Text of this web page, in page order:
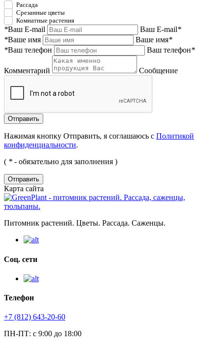
Рассада
Срезанные цветы
Комнатные растения
*Ваш E-mail Ваш E-mail*
*Ваше имя Ваше имя*
*Ваш телефон Ваш телефон*
Комментарий Сообщение
Нажимая кнопку Отправить, я соглашаюсь с Политикой
конфиденциальности.
( * - обязательно для заполнения )
Отправить
Карта сайта
Питомник растений. Цветы. Рассада. Саженцы.
Соц. сети
Телефон
+7 (812) 643-20-60
ПН-ПТ: с 9:00 до 18:00